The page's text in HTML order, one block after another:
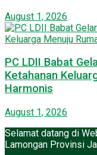
August 1, 2026
PC LDII Babat
Ketahanan
Harmonis
August 1, 2026
Selamat datang di
Lamongan Provinsi